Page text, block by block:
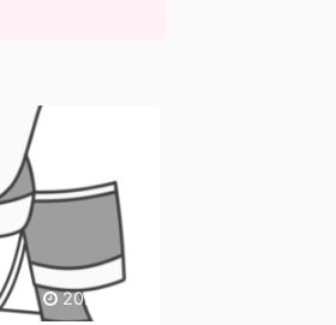
2022/3/11